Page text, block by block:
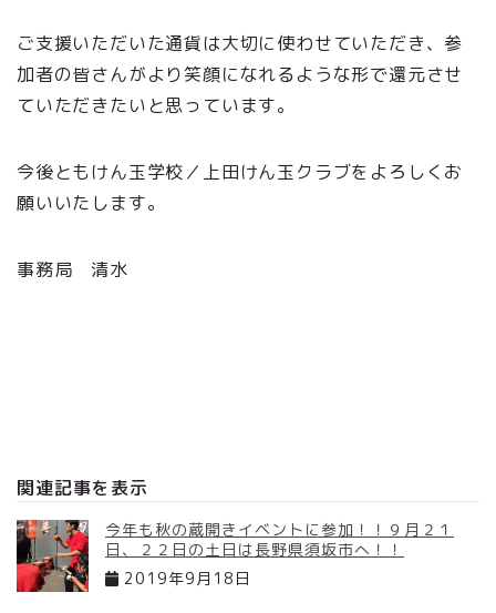
ご支援いただいた通貨は大切に使わせていただき、参
加者の皆さんがより笑顔になれるような形で還元させ
ていただきたいと思っています。
今後ともけん玉学校／上田けん玉クラブをよろしくお
願いいたします。
事務局 清水
関連記事を表示
今年も秋の蔵開きイベントに参加！！９月２１
日、２２日の土日は長野県須坂市へ！！
2019年9月18日